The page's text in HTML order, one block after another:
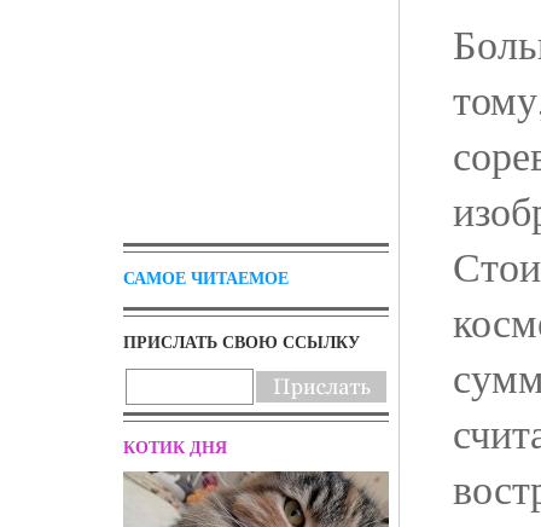
САМОЕ ЧИТАЕМОЕ
ПРИСЛАТЬ СВОЮ ССЫЛКУ
КОТИК ДНЯ